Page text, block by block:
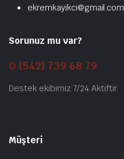
ekremkayikci@gmail.com
Sorunuz mu var?
0 (542) 739 68 79
Destek ekibimiz 7/24 Aktiftir.
Müşteri